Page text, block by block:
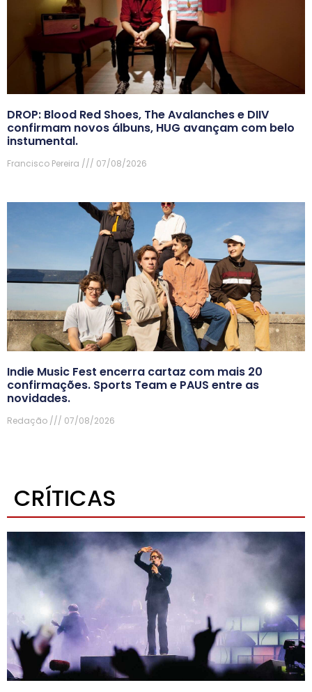
DROP: Blood Red Shoes, The Avalanches e DIIV
confirmam novos álbuns, HUG avançam com belo
instumental.
Francisco Pereira 07/08/2026
Indie Music Fest encerra cartaz com mais 20
confirmações. Sports Team e PAUS entre as
novidades.
Redação 07/08/2026
CRÍTICAS